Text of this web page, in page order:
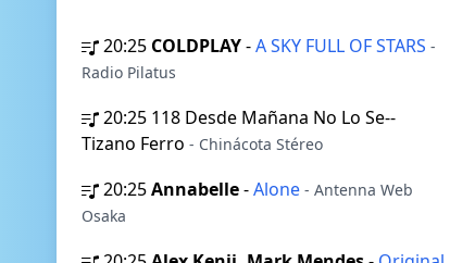
20:25 COLDPLAY-A SKY FULL OF STARS -
Radio Pilatus
20:25 118 Desde Mañana No Lo Se--
Tizano Ferro - Chinácota Stéreo
20:25Annabelle-Alone - Antenna Web
Osaka